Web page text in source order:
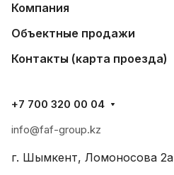
Компания
Объектные продажи
Контакты (карта проезда)
+7 700 320 00 04
info@faf-group.kz
г. Шымкент, Ломоносова 2а